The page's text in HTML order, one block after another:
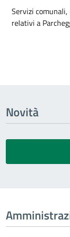
Dettagli
Servizi
relativi a
Novità